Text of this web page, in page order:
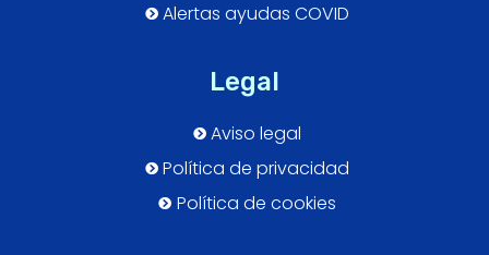
Alertas ayudas COVID
Legal
Aviso legal
Política de privacidad
Política de cookies